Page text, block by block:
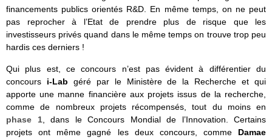
financements publics orientés R&D. En même temps, on ne peut
pas reprocher à l’Etat de prendre plus de risque que les
investisseurs privés quand dans le même temps on trouve trop peu
hardis ces derniers !
Qui plus est, ce concours n’est pas évident à différentier du
concours i-Lab géré par le Ministère de la Recherche et qui
apporte une manne financière aux projets issus de la recherche,
comme de nombreux projets récompensés, tout du moins en
phase 1, dans le Concours Mondial de l’Innovation. Certains
projets ont même gagné les deux concours, comme Damae